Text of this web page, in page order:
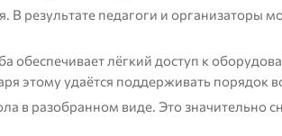
В результате педагоги и организаторы
обеспечивает лёгкий доступ к
этому удаётся поддерживать порядок
в разобранном виде. Это значительно